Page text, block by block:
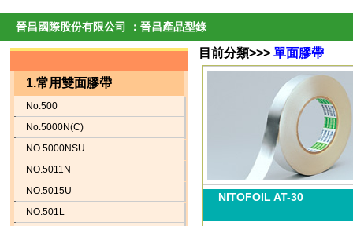
晉昌國際股份有限公司 ：晉昌產品型錄
1.常用雙面膠帶
No.500
No.5000N(C)
NO.5000NSU
NO.5011N
NO.5015U
NO.501L
目前分類>>> 單面膠帶
NITOFOIL AT-30